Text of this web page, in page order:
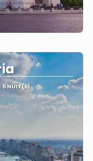
5 NUIT(S)